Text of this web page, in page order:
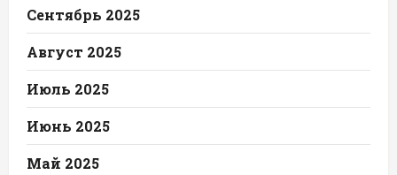
Сентябрь 2025
Август 2025
Июль 2025
Июнь 2025
Май 2025